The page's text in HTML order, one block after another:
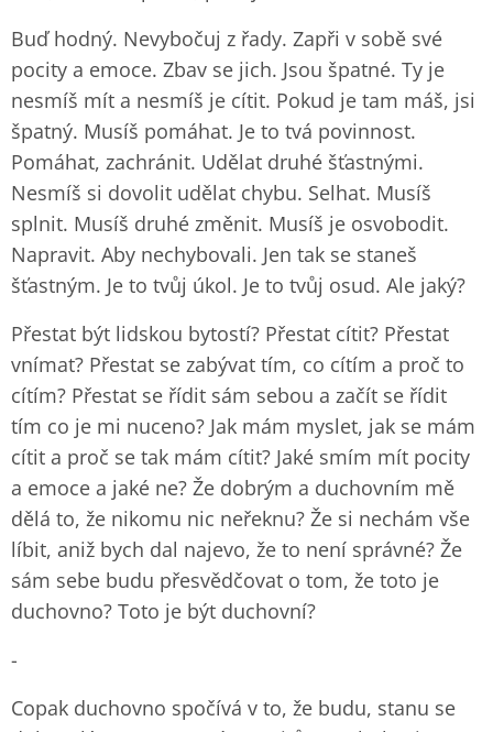
Buď hodný. Nevybočuj z řady. Zapři v sobě své
pocity a emoce. Zbav se jich. Jsou špatné. Ty je
nesmíš mít a nesmíš je cítit. Pokud je tam máš, jsi
špatný. Musíš pomáhat. Je to tvá povinnost.
Pomáhat, zachránit. Udělat druhé šťastnými.
Nesmíš si dovolit udělat chybu. Selhat. Musíš
splnit. Musíš druhé změnit. Musíš je osvobodit.
Napravit. Aby nechybovali. Jen tak se staneš
šťastným. Je to tvůj úkol. Je to tvůj osud. Ale jaký?
Přestat být lidskou bytostí? Přestat cítit? Přestat
vnímat? Přestat se zabývat tím, co cítím a proč to
cítím? Přestat se řídit sám sebou a začít se řídit
tím co je mi nuceno? Jak mám myslet, jak se mám
cítit a proč se tak mám cítit? Jaké smím mít pocity
a emoce a jaké ne? Že dobrým a duchovním mě
dělá to, že nikomu nic neřeknu? Že si nechám vše
líbit, aniž bych dal najevo, že to není správné? Že
sám sebe budu přesvědčovat o tom, že toto je
duchovno? Toto je být duchovní?
-
Copak duchovno spočívá v to, že budu, stanu se